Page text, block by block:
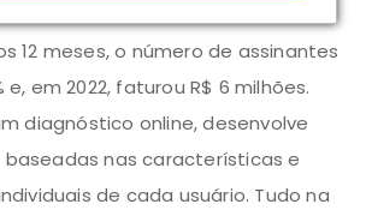
com a rede Accor e o Banco do
12 meses, o número de assinantes
e, em 2022, faturou R$ 6 milhões.
diagnóstico online, desenvolve
nas características e
de cada usuário. Tudo na